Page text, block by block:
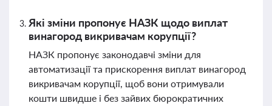
Які зміни пропонує НАЗК щодо виплат
винагород викривачам корупції?
НАЗК пропонує законодавчі зміни для
автоматизації та прискорення виплат винагород
викривачам корупції, щоб вони отримували
кошти швидше і без зайвих бюрократичних